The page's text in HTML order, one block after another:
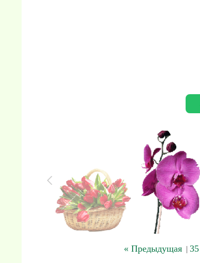
« Предыдущая| 35